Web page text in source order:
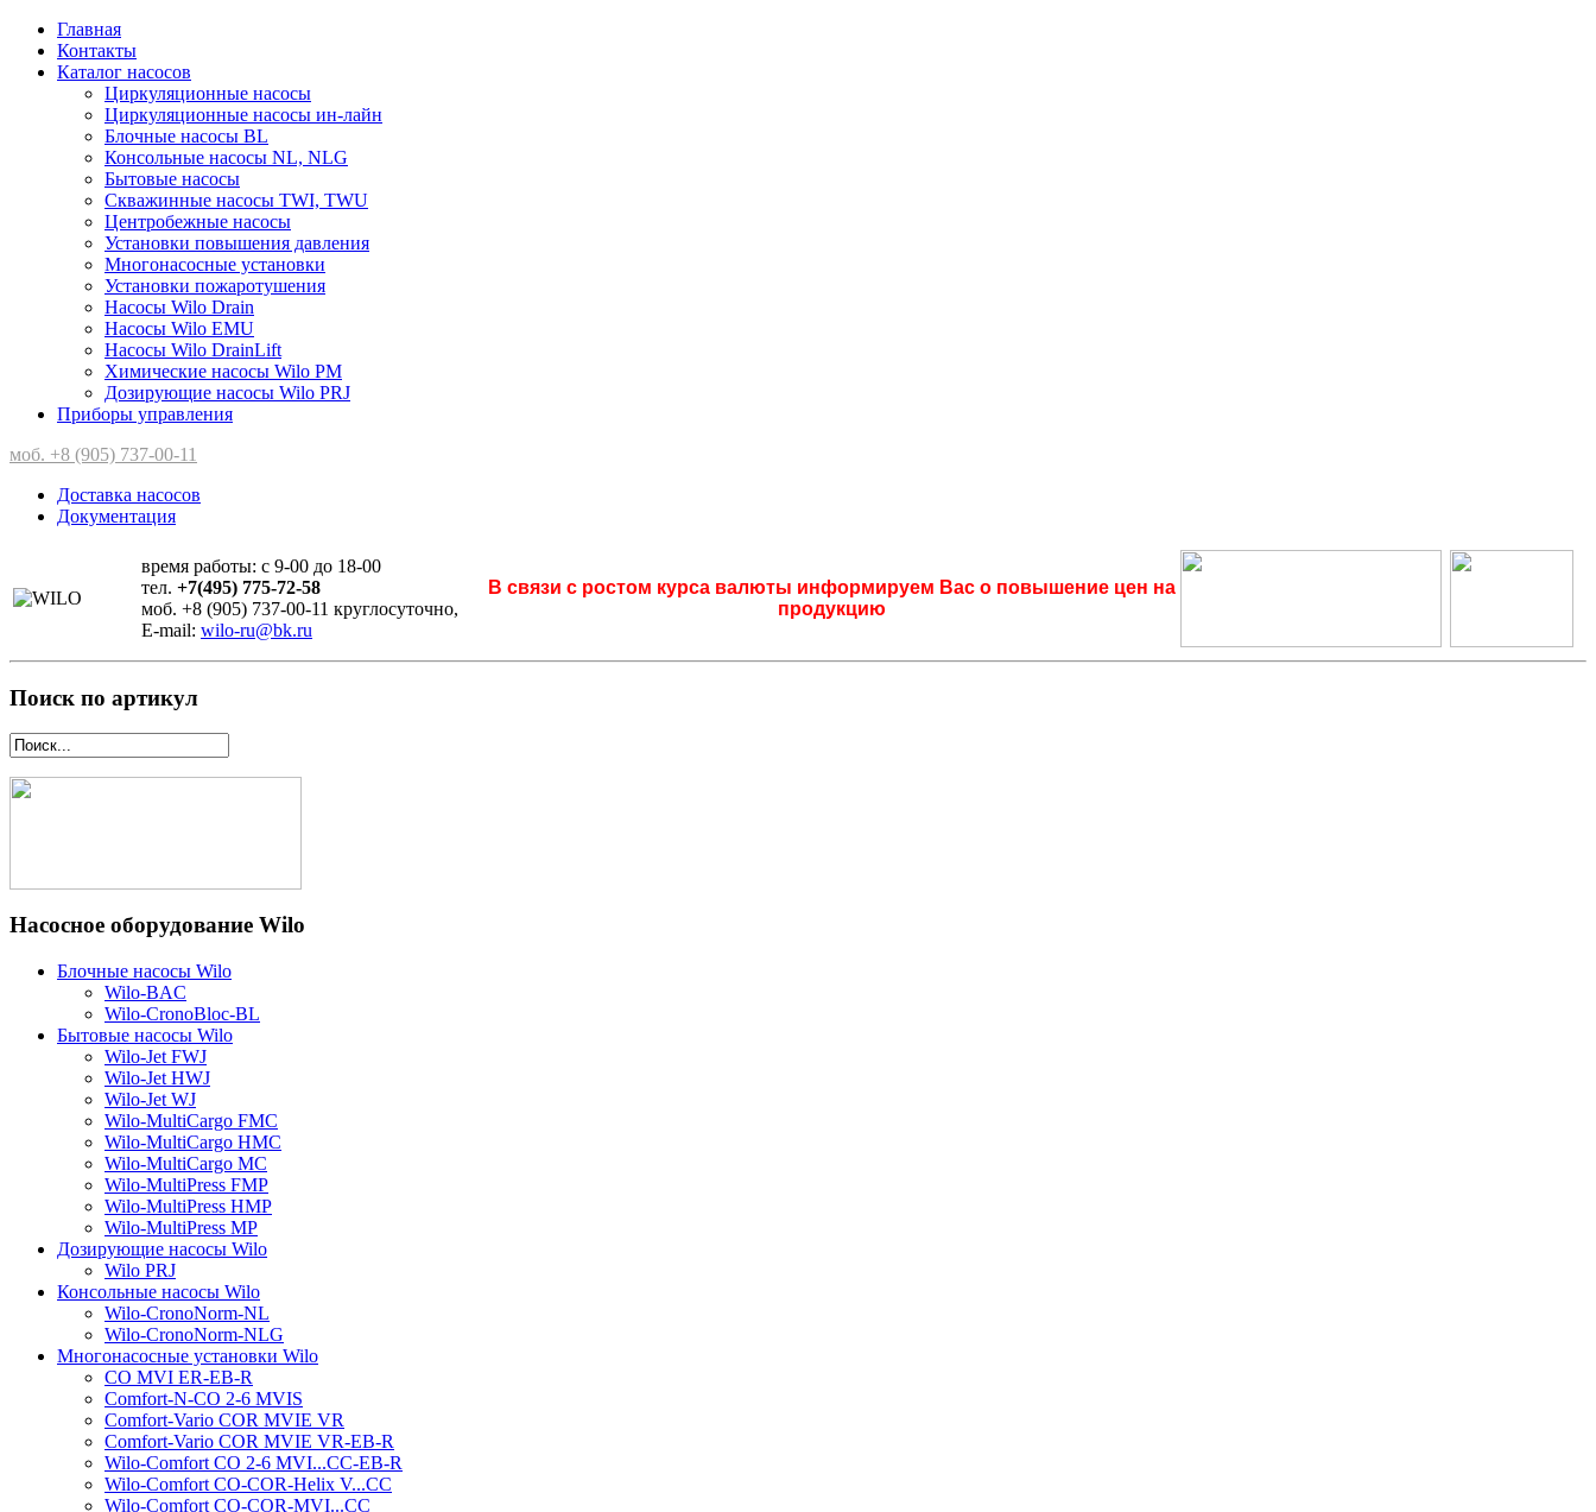
Главная
Контакты
Каталог насосов
Циркуляционные насосы
Циркуляционные насосы ин-лайн
Блочные насосы BL
Консольные насосы NL, NLG
Бытовые насосы
Скважинные насосы TWI, TWU
Центробежные насосы
Установки повышения давления
Многонасосные установки
Установки пожаротушения
Насосы Wilo Drain
Насосы Wilo EMU
Насосы Wilo DrainLift
Химические насосы Wilo PM
Дозирующие насосы Wilo PRJ
Приборы управления
моб. +8 (905) 737-00-11
Доставка насосов
Документация
время работы: с 9-00 до 18-00
тел. +7(495) 775-72-58
моб. +8 (905) 737-00-11 круглосуточно,
E-mail: wilo-ru@bk.ru
В связи с ростом курса валюты информируем Вас о повышение цен на
продукцию
Поиск по артикул
Насосное оборудование Wilo
Блочные насосы Wilo
Wilo-BAC
Wilo-CronoBloc-BL
Бытовые насосы Wilo
Wilo-Jet FWJ
Wilo-Jet HWJ
Wilo-Jet WJ
Wilo-MultiCargo FMC
Wilo-MultiCargo HMC
Wilo-MultiCargo MC
Wilo-MultiPress FMP
Wilo-MultiPress HMP
Wilo-MultiPress MP
Дозирующие насосы Wilo
Wilo PRJ
Консольные насосы Wilo
Wilo-CronoNorm-NL
Wilo-CronoNorm-NLG
Многонасосные установки Wilo
CO MVI ER-EB-R
Comfort-N-CO 2-6 MVIS
Comfort-Vario COR MVIE VR
Comfort-Vario COR MVIE VR-EB-R
Wilo-Comfort CO 2-6 MVI...CC-EB-R
Wilo-Comfort CO-COR-Helix V...CC
Wilo-Comfort CO-COR-MVI...CC